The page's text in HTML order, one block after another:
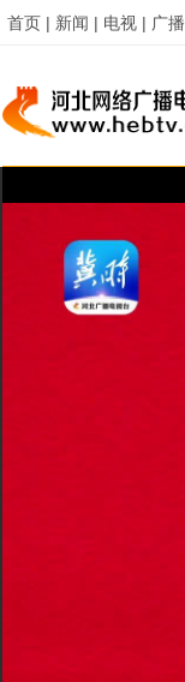
首页 | 新闻 | 电视 | 广